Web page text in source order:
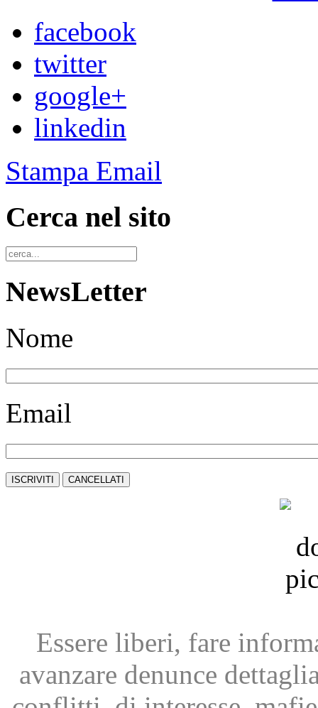
facebook
twitter
google+
linkedin
Stampa Email
Cerca nel sito
NewsLetter
Nome
Email
Essere liberi, fare
avanzare denunce